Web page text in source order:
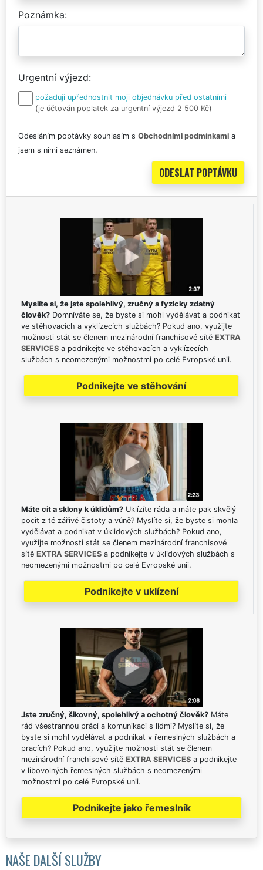
Poznámka
Urgentní výjezd
požaduji upřednostnit moji objednávku před ostatními
(je účtován poplatek za urgentní výjezd 2 500 Kč)
Odesláním poptávky souhlasím s Obchodními podmínkami a
jsem s nimi seznámen.
Myslíte si, že jste spolehlivý, zručný a fyzicky zdatný
člověk? Domníváte se, že byste si mohl vydělávat a podnikat
ve stěhovacích a vyklízecích službách? Pokud ano, využijte
možnosti stát se členem mezinárodní franchisové sítě EXTRA
SERVICES a podnikejte ve stěhovacích a vyklízecích
službách s neomezenými možnostmi po celé Evropské unii.
Podnikejte ve stěhování
Máte cit a sklony k úklidům? Uklízíte ráda a máte pak skvělý
pocit z té zářivé čistoty a vůně? Myslíte si, že byste si mohla
vydělávat a podnikat v úklidových službách? Pokud ano,
využijte možnosti stát se členem mezinárodní franchisové
sítě EXTRA SERVICES a podnikejte v úklidových službách s
neomezenými možnostmi po celé Evropské unii.
Podnikejte v uklízení
Jste zručný, šikovný, spolehlivý a ochotný člověk? Máte
rád všestrannou práci a komunikaci s lidmi? Myslíte si, že
byste si mohl vydělávat a podnikat v řemeslných službách a
pracích? Pokud ano, využijte možnosti stát se členem
mezinárodní franchisové sítě EXTRA SERVICES a podnikejte
v libovolných řemeslných službách s neomezenými
možnostmi po celé Evropské unii.
Podnikejte jako řemeslník
NAŠE DALŠÍ SLUŽBY